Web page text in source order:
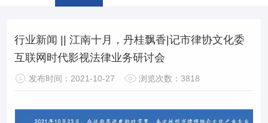
行业新闻 || 江南十月，丹桂飘香|记市律协文化委
互联网时代影视法律业务研讨会
发布时间：2021-10-27 浏览次数：3818